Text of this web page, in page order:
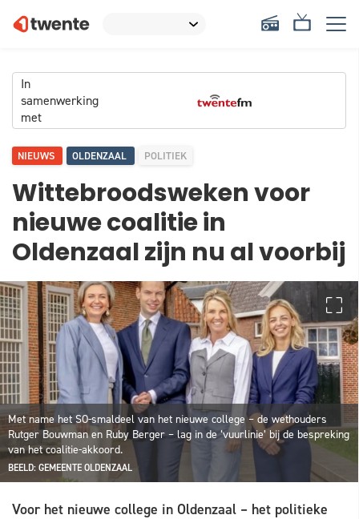
In
samenwerking
met
NIEUWS OLDENZAAL POLITIEK
Wittebroodsweken voor
nieuwe coalitie in
Oldenzaal zijn nu al voorbij
Met name het SO-smaldeel van het nieuwe college – de wethouders
Rutger Bouwman en Ruby Berger – lag in de ‘vuurlinie’ bij de bespreking
van het coalitie-akkoord.
BEELD: GEMEENTE OLDENZAAL
Voor het nieuwe college in Oldenzaal – het politieke